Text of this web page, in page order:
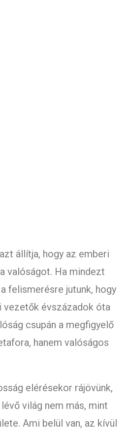
állítja, hogy az emberi
valóságot. Ha mindezt
felismerésre jutunk, hogy
vezetők évszázadok óta
csupán a megfigyelő
hanem valóságos
elérésekor rájövünk,
világ nem más, mint
Ami belül van, az kívül